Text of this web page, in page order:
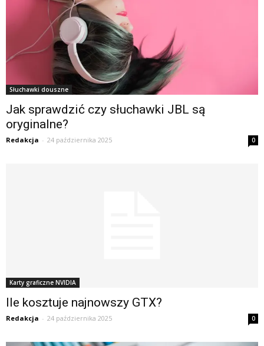
Słuchawki douszne
Jak sprawdzić czy słuchawki JBL są
oryginalne?
Redakcja - 24 października 2025 0
Karty graficzne NVIDIA
Ile kosztuje najnowszy GTX?
Redakcja - 24 października 2025 0